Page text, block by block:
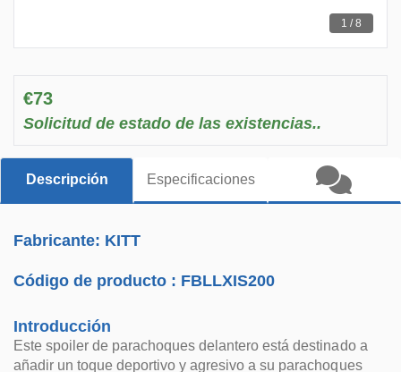
1 / 8
€73
Solicitud de estado de las existencias..
Descripción Especificaciones
Fabricante: KITT
Código de producto : FBLLXIS200
Introducción
Este spoiler de parachoques delantero está destinado a
añadir un toque deportivo y agresivo a su parachoques